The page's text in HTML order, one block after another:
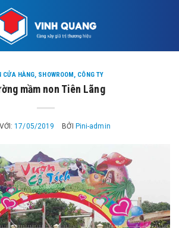
CỬA HÀNG, SHOWROOM, CÔNG TY
mầm non Tiên Lãng
17/05/2019 BỞI Pini-admin